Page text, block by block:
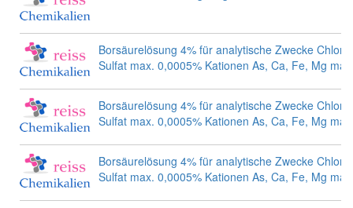
Borsäurelösung 4% für analytische Zwecke
Sulfat max. 0,0005% Kationen As, Ca, Fe, Mg
Borsäurelösung 4% für analytische Zwecke
Sulfat max. 0,0005% Kationen As, Ca, Fe, Mg
Borsäurelösung 4% für analytische Zwecke
Sulfat max. 0,0005% Kationen As, Ca, Fe, Mg